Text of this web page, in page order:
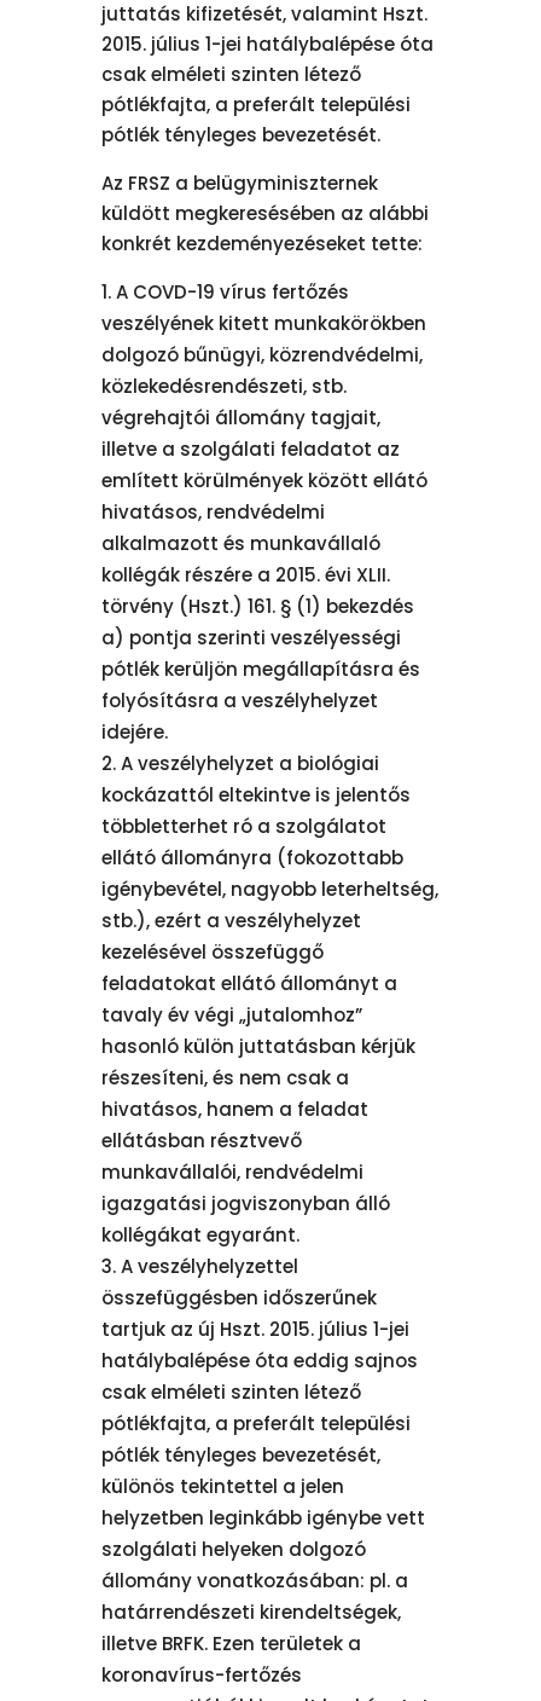
juttatás kifizetését, valamint Hszt.
2015. július 1-jei hatálybalépése óta
csak elméleti szinten létező
pótlékfajta, a preferált települési
pótlék tényleges bevezetését.
Az FRSZ a belügyminiszternek
küldött megkeresésében az alábbi
konkrét kezdeményezéseket tette:
A COVD-19 vírus fertőzés
veszélyének kitett munkakörökben
dolgozó bűnügyi, közrendvédelmi,
közlekedésrendészeti, stb.
végrehajtói állomány tagjait,
illetve a szolgálati feladatot az
említett körülmények között ellátó
hivatásos, rendvédelmi
alkalmazott és munkavállaló
kollégák részére a 2015. évi XLII.
törvény (Hszt.) 161. § (1) bekezdés
a) pontja szerinti veszélyességi
pótlék kerüljön megállapításra és
folyósításra a veszélyhelyzet
idejére.
A veszélyhelyzet a biológiai
kockázattól eltekintve is jelentős
többletterhet ró a szolgálatot
ellátó állományra (fokozottabb
igénybevétel, nagyobb leterheltség,
stb.), ezért a veszélyhelyzet
kezelésével összefüggő
feladatokat ellátó állományt a
tavaly év végi „jutalomhoz”
hasonló külön juttatásban kérjük
részesíteni, és nem csak a
hivatásos, hanem a feladat
ellátásban résztvevő
munkavállalói, rendvédelmi
igazgatási jogviszonyban álló
kollégákat egyaránt.
A veszélyhelyzettel
összefüggésben időszerűnek
tartjuk az új Hszt. 2015. július 1-jei
hatálybalépése óta eddig sajnos
csak elméleti szinten létező
pótlékfajta, a preferált települési
pótlék tényleges bevezetését,
különös tekintettel a jelen
helyzetben leginkább igénybe vett
szolgálati helyeken dolgozó
állomány vonatkozásában: pl. a
határrendészeti kirendeltségek,
illetve BRFK. Ezen területek a
koronavírus-fertőzés